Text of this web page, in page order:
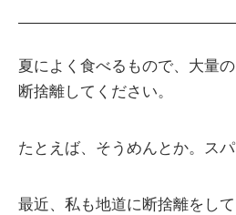
夏によく食べるもので、大量
断捨離してください。
たとえば、そうめんとか。ス
最近、私も地道に断捨離をし